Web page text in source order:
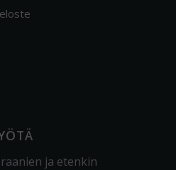
ja etenkin